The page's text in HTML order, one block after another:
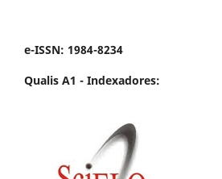
e-ISSN: 1984-8234
Qualis A1 - Indexadores: